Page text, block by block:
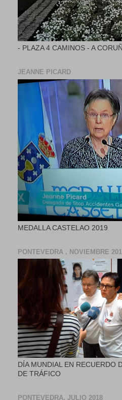
- PLAZA 4 CAMINOS - A
JEANNE PICARD
MEDALLA CASTELAO 2019
PONTEVEDRA , NOVIEMBRE
DÍA MUNDIAL EN RECUERDO
DE TRÁFICO
PONTEVEDRA, JULIO 2018